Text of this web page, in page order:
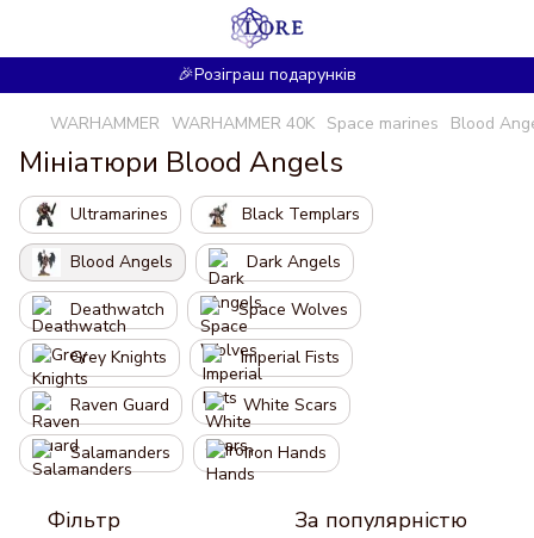
🎉Розіграш подарунків
WARHAMMER WARHAMMER 40K Space marines Blood
Мініатюри Blood Angels
Ultramarines Black Templars
Blood Angels Dark Angels
Deathwatch Space Wolves
Grey Knights Imperial Fists
Raven Guard White Scars
Salamanders Iron Hands
Фільтр За популярністю